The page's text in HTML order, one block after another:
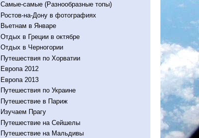
Самые-самые (Разнообразные топы)
Ростов-на-Дону в фотографиях
Вьетнам в Январе
Отдых в Греции в октябре
Отдых в Черногории
Путешествия по Хорватии
Европа 2012
Европа 2013
Путешествия по Украине
Путешествие в Париж
Изучаем Прагу
Путешествие на Сейшелы
Путешествие на Мальдивы